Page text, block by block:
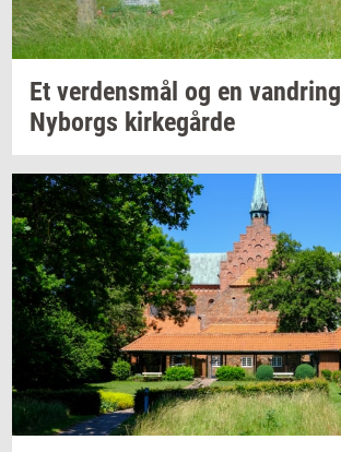
Et ver­dens­mål og en van­dring
Ny­borgs kir­ke­går­de